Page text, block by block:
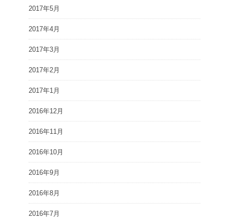
2017年5月
2017年4月
2017年3月
2017年2月
2017年1月
2016年12月
2016年11月
2016年10月
2016年9月
2016年8月
2016年7月